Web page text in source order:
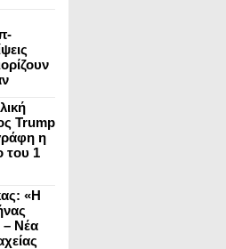
Trump
η
του 1
«Η
– Νέα